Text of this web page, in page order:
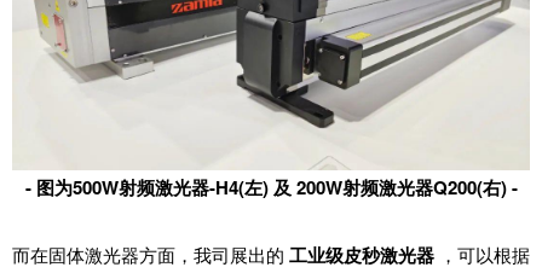
- 图为500W射频激光器-H4(左) 及 200W射频激光器Q200(右) -
而在固体激光器方面，我司展出的 工业级皮秒激光器 ，可以根据